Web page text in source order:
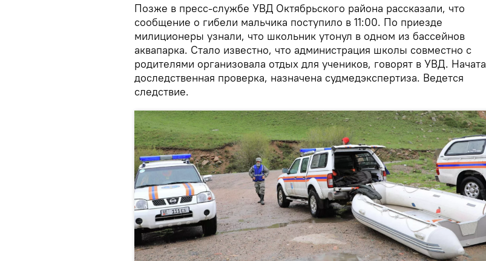
Позже в пресс-службе УВД Октябрьского района рассказали, что
сообщение о гибели мальчика поступило в 11:00. По приезде
милиционеры узнали, что школьник утонул в одном из бассейнов
аквапарка. Стало известно, что администрация школы совместно с
родителями организовала отдых для учеников, говорят в УВД. Начата
доследственная проверка, назначена судмедэкспертиза. Ведется
следствие.